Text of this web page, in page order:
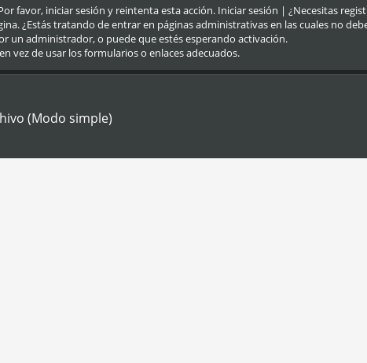
favor, iniciar sesión y reintenta esta acción. Iniciar sesión | ¿Necesitas
¿Estás tratando de entrar en páginas administrativas en las cuales no
un administrador, o puede que estés esperando activación.
vez de usar los formularios o enlaces adecuados.
(Modo simple)